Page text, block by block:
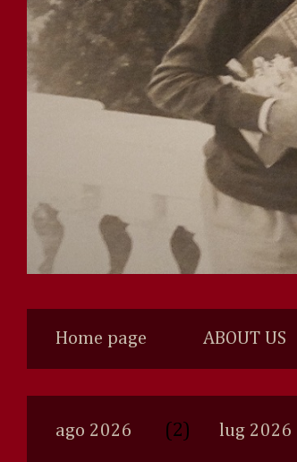
Home page ABOUT US
ago 2026 (2) lug 2026